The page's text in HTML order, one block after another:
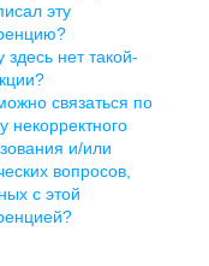
эту
здесь нет такой-
связаться по
некорректного
и/или
вопросов,
с этой